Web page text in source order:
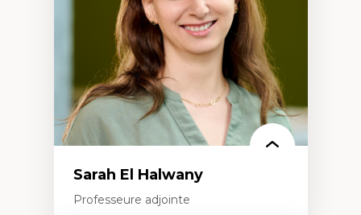
les auditoires médiatiques
Épistémologie des techniques de recherche
numérique et l’IA
Théorie des droits de la personne
La pensée politique d’Hannah Arendt
La pensée politique à l’ère numérique
Justice internationale et normes
internationales
Sarah El Halwany
Professeure adjointe